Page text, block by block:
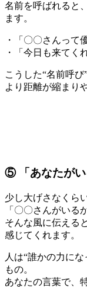
名前を呼ばれると
ます。
・「〇〇さんって
・「今日も来てく
こうした“名前呼び
より距離が縮まり
⑤ 「あなたがい
少し大げさなくら
「〇〇さんがいる
そんな風に伝える
感じてくれます。
人は“誰かの力に
もの。
あなたの言葉で、